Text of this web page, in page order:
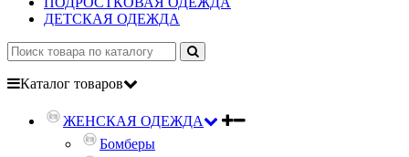
ДЕТСКАЯ ОДЕЖДА
Каталог товаров
ЖЕНСКАЯ ОДЕЖДА
Бомберы